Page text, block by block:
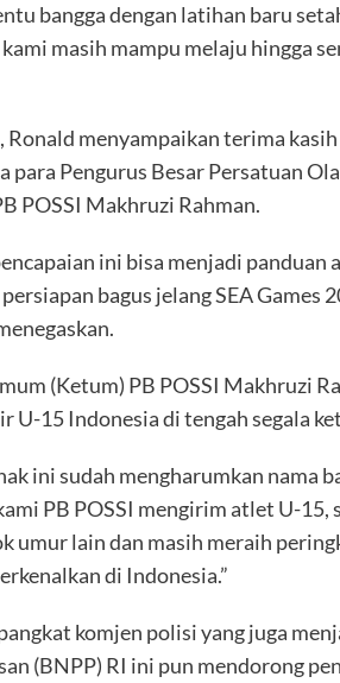
bangga dengan latihan baru
masih mampu melaju hingga
Ronald menyampaikan terima
para Pengurus Besar Persatuan
POSSI Makhruzi Rahman.
ini bisa menjadi
bagus jelang SEA Games
(Ketum) PB POSSI Makhruzi
U-15 Indonesia di tengah segala
ini sudah mengharumkan nama
PB POSSI mengirim atlet U-
umur lain dan masih meraih
di Indonesia.”
komjen polisi yang juga
(BNPP) RI ini pun mendorong